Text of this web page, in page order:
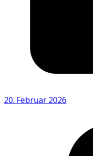
20. Februar 2026